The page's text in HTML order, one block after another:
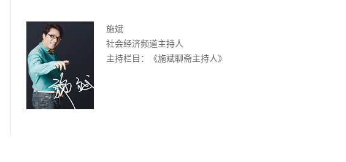
施斌
社会经济频道主持人
主持栏目：《施斌聊斋主持人》